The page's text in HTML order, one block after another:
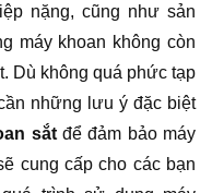
nặng, cũng như sản
máy khoan không còn
Dù không quá phức tạp
những lưu ý đặc biệt
sắtđể đảm bảo máy
cung cấp cho các bạn